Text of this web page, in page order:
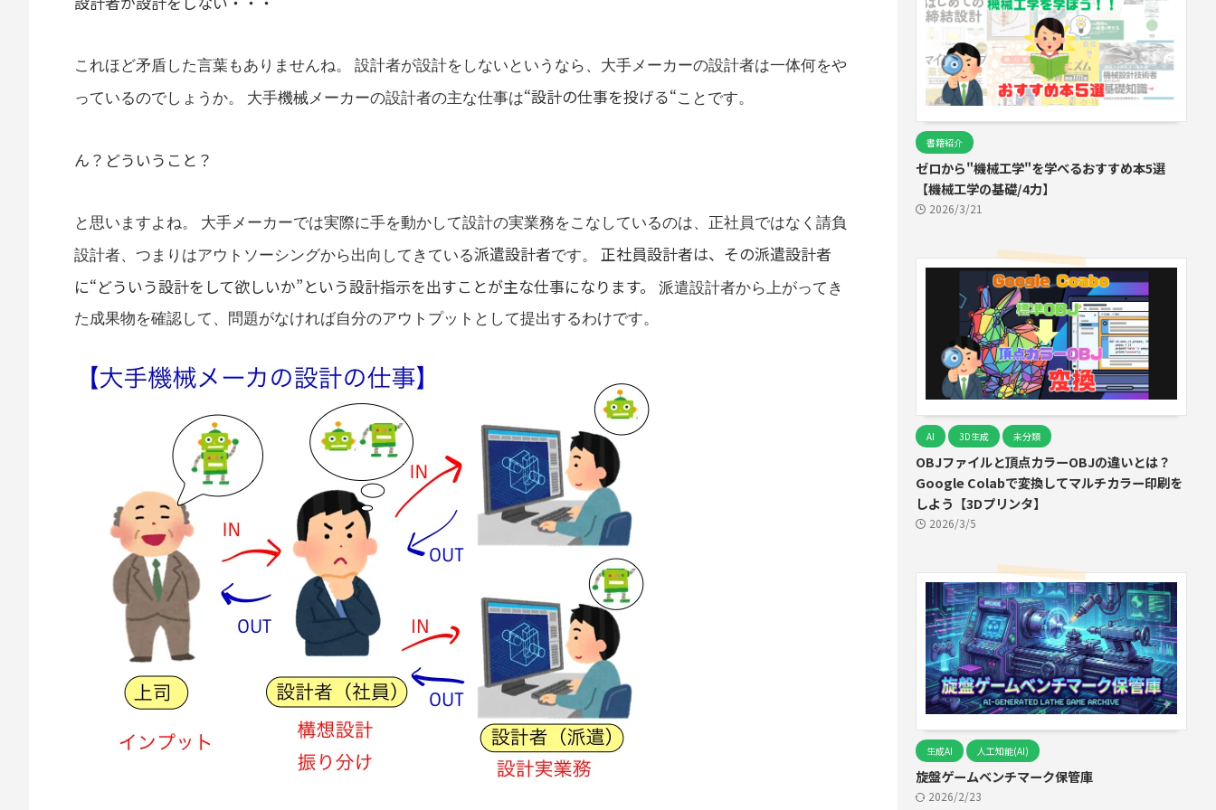
これほど矛盾した言葉もありませんね。 設計者が設計をしないというなら、大手メーカーの設計者は一体何をや
っているのでしょうか。 大手機械メーカーの設計者の主な仕事は“設計の仕事を投げる“ことです。
ん？どういうこと？
と思いますよね。 大手メーカーでは実際に手を動かして設計の実業務をこなしているのは、正社員ではなく請負
設計者、つまりはアウトソーシングから出向してきている派遣設計者です。 正社員設計者は、その派遣設計者
に“どういう設計をして欲しいか”という設計指示を出すことが主な仕事になります。
派遣設計者から上がってき
た成果物を確認して、問題がなければ自分のアウトプットとして提出するわけです。
書籍紹介
ゼロから"機械工学"を学べるおすすめ本5選
【機械工学の基礎/4力】
2026/3/21
AI 3D生成 未分類
OBJファイルと頂点カラーOBJの違いとは？
Google Colabで変換してマルチカラー印刷を
しよう【3Dプリンタ】
2026/3/5
生成AI 人工知能(AI)
旋盤ゲームベンチマーク保管庫
2026/2/23